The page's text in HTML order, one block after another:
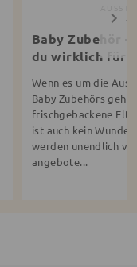
Baby Zubehör
du wirklich für
Wenn es um die
Baby Zubehörs
frischgebackene
ist auch kein
werden unendlich
angebote...